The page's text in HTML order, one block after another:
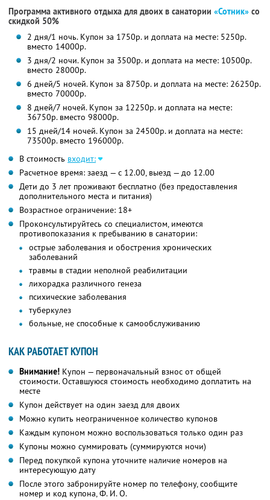
Программа активного отдыха для двоих в санатории «Сотник» со
скидкой 50%
2 дня/1 ночь. Купон за 1750р. и доплата на месте: 5250р.
вместо 14000р.
3 дня/2 ночи. Купон за 3500р. и доплата на месте: 10500р.
вместо 28000р.
6 дней/5 ночей. Купон за 8750р. и доплата на месте: 26250р.
вместо 70000р.
8 дней/7 ночей. Купон за 12250р. и доплата на месте:
36750р. вместо 98000р.
15 дней/14 ночей. Купон за 24500р. и доплата на месте:
73500р. вместо 196000р.
В стоимость входит:
Расчетное время: заезд — с 12.00, выезд — до 12.00
Дети до 3 лет проживают бесплатно (без предоставления
дополнительного места и питания)
Возрастное ограничение: 18+
Проконсультируйтесь со специалистом, имеются
противопоказания к пребыванию в санатории:
острые заболевания и обострения хронических
заболеваний
травмы в стадии неполной реабилитации
лихорадка различного генеза
психические заболевания
туберкулез
больные, не способные к самообслуживанию
КАК РАБОТАЕТ КУПОН
Внимание! Купон — первоначальный взнос от общей
стоимости. Оставшуюся стоимость необходимо доплатить на
месте
Купон действует на один заезд для двоих
Можно купить неограниченное количество купонов
Каждым купоном можно воспользоваться только один раз
Купоны можно суммировать (суммируются ночи)
Перед покупкой купона уточните наличие номеров на
интересующую дату
После этого забронируйте номер по телефону, сообщите
номер и код купона,Ф. И. О.